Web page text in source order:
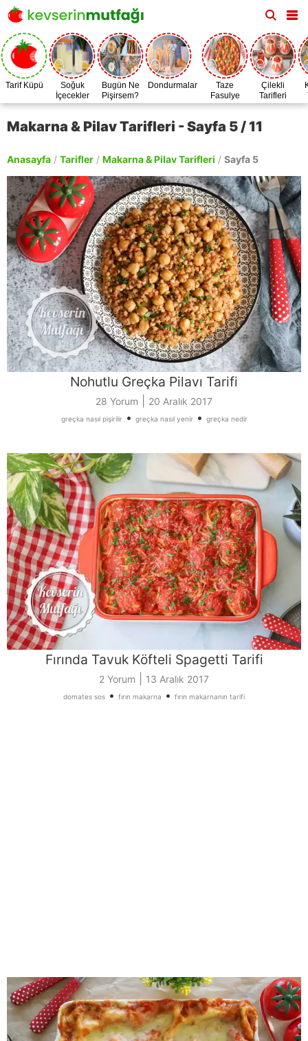
Tarif Küpü
Soğuk
İçecekler
Bugün Ne
Pişirsem?
Dondurmalar
Taze
Fasulye
Zamanı
Çilekli
Tarifleri
Makarna & Pilav Tarifleri - Sayfa 5 / 11
Anasayfa / Tarifler / Makarna & Pilav Tarifleri / Sayfa 5
Nohutlu Greçka Pilavı Tarifi
28 Yorum 20 Aralık 2017
greçka nasıl pişirilir• greçka nasıl yenir• greçka nedir
Fırında Tavuk Köfteli Spagetti Tarifi
2 Yorum 13 Aralık 2017
domates sos • fırın makarna • fırın makarnanın tarifi